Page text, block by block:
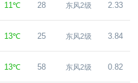
11℃ 28 东风2级 2.33
13℃ 25 东风2级 3.84
13℃ 58 东风2级 0.82